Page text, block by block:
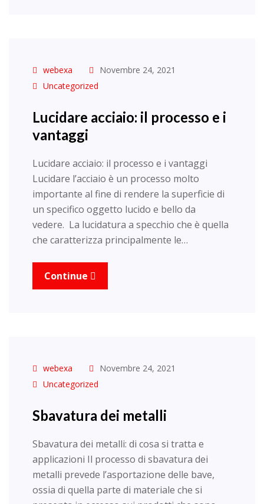
webexa
Novembre 24, 2021
Uncategorized
Lucidare acciaio: il processo e i
vantaggi
Lucidare acciaio: il processo e i vantaggi
Lucidare l’acciaio è un processo molto
importante al fine di rendere la superficie di
un specifico oggetto lucido e bello da
vedere. La lucidatura a specchio che è quella
che caratterizza principalmente le…
Continue
webexa
Novembre 24, 2021
Uncategorized
Sbavatura dei metalli
Sbavatura dei metalli: di cosa si tratta e
applicazioni Il processo di sbavatura dei
metalli prevede l’asportazione delle bave,
ossia di quella parte di materiale che si